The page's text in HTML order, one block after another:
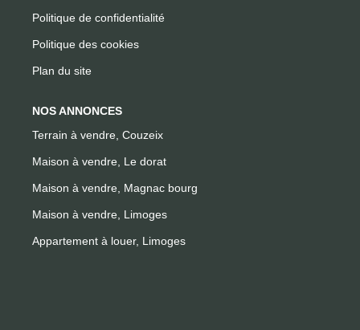
Politique de confidentialité
Politique des cookies
Plan du site
NOS ANNONCES
Terrain à vendre, Couzeix
Maison à vendre, Le dorat
Maison à vendre, Magnac bourg
Maison à vendre, Limoges
Appartement à louer, Limoges